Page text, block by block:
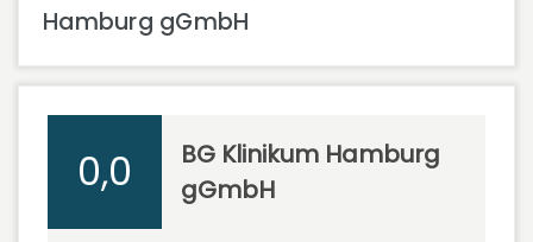
Hamburg gGmbH
0,0
BG Klinikum Hamburg
gGmbH